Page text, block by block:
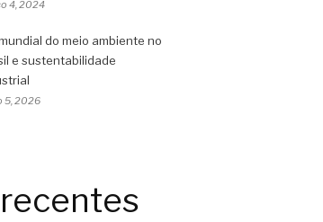
4, 2024
do meio ambiente no
e sustentabilidade
5, 2026